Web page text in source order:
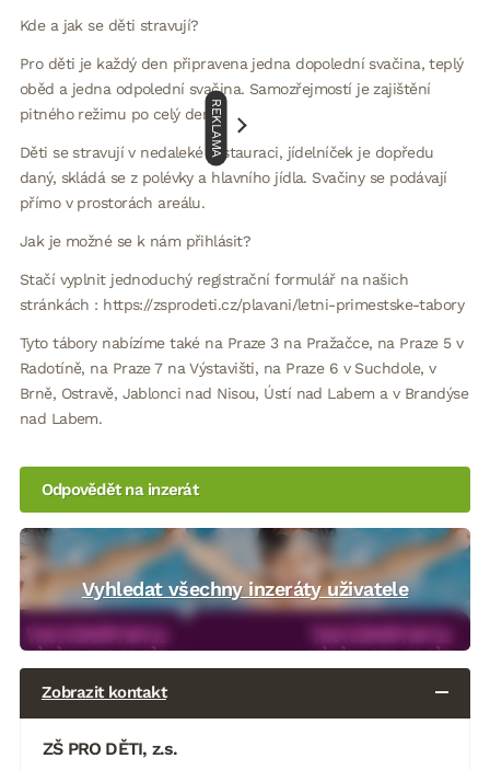
Kde a jak se děti stravují?
Pro děti je každý den připravena jedna dopolední svačina, teplý
oběd a jedna odpolední svačina. Samozřejmostí je zajištění
pitného režimu po celý den.
Děti se stravují v nedaleké restauraci, jídelníček je dopředu
daný, skládá se z polévky a hlavního jídla. Svačiny se podávají
přímo v prostorách areálu.
Jak je možné se k nám přihlásit?
Stačí vyplnit jednoduchý registrační formulář na našich
stránkách : https://zsprodeti.cz/plavani/letni-primestske-tabory
Tyto tábory nabízíme také na Praze 3 na Pražačce, na Praze 5 v
Radotíně, na Praze 7 na Výstavišti, na Praze 6 v Suchdole, v
Brně, Ostravě, Jablonci nad Nisou, Ústí nad Labem a v Brandýse
nad Labem.
Odpovědět na inzerát
Vyhledat všechny inzeráty uživatele
Zobrazit kontakt
ZŠ PRO DĚTI, z.s.
REKLAMA